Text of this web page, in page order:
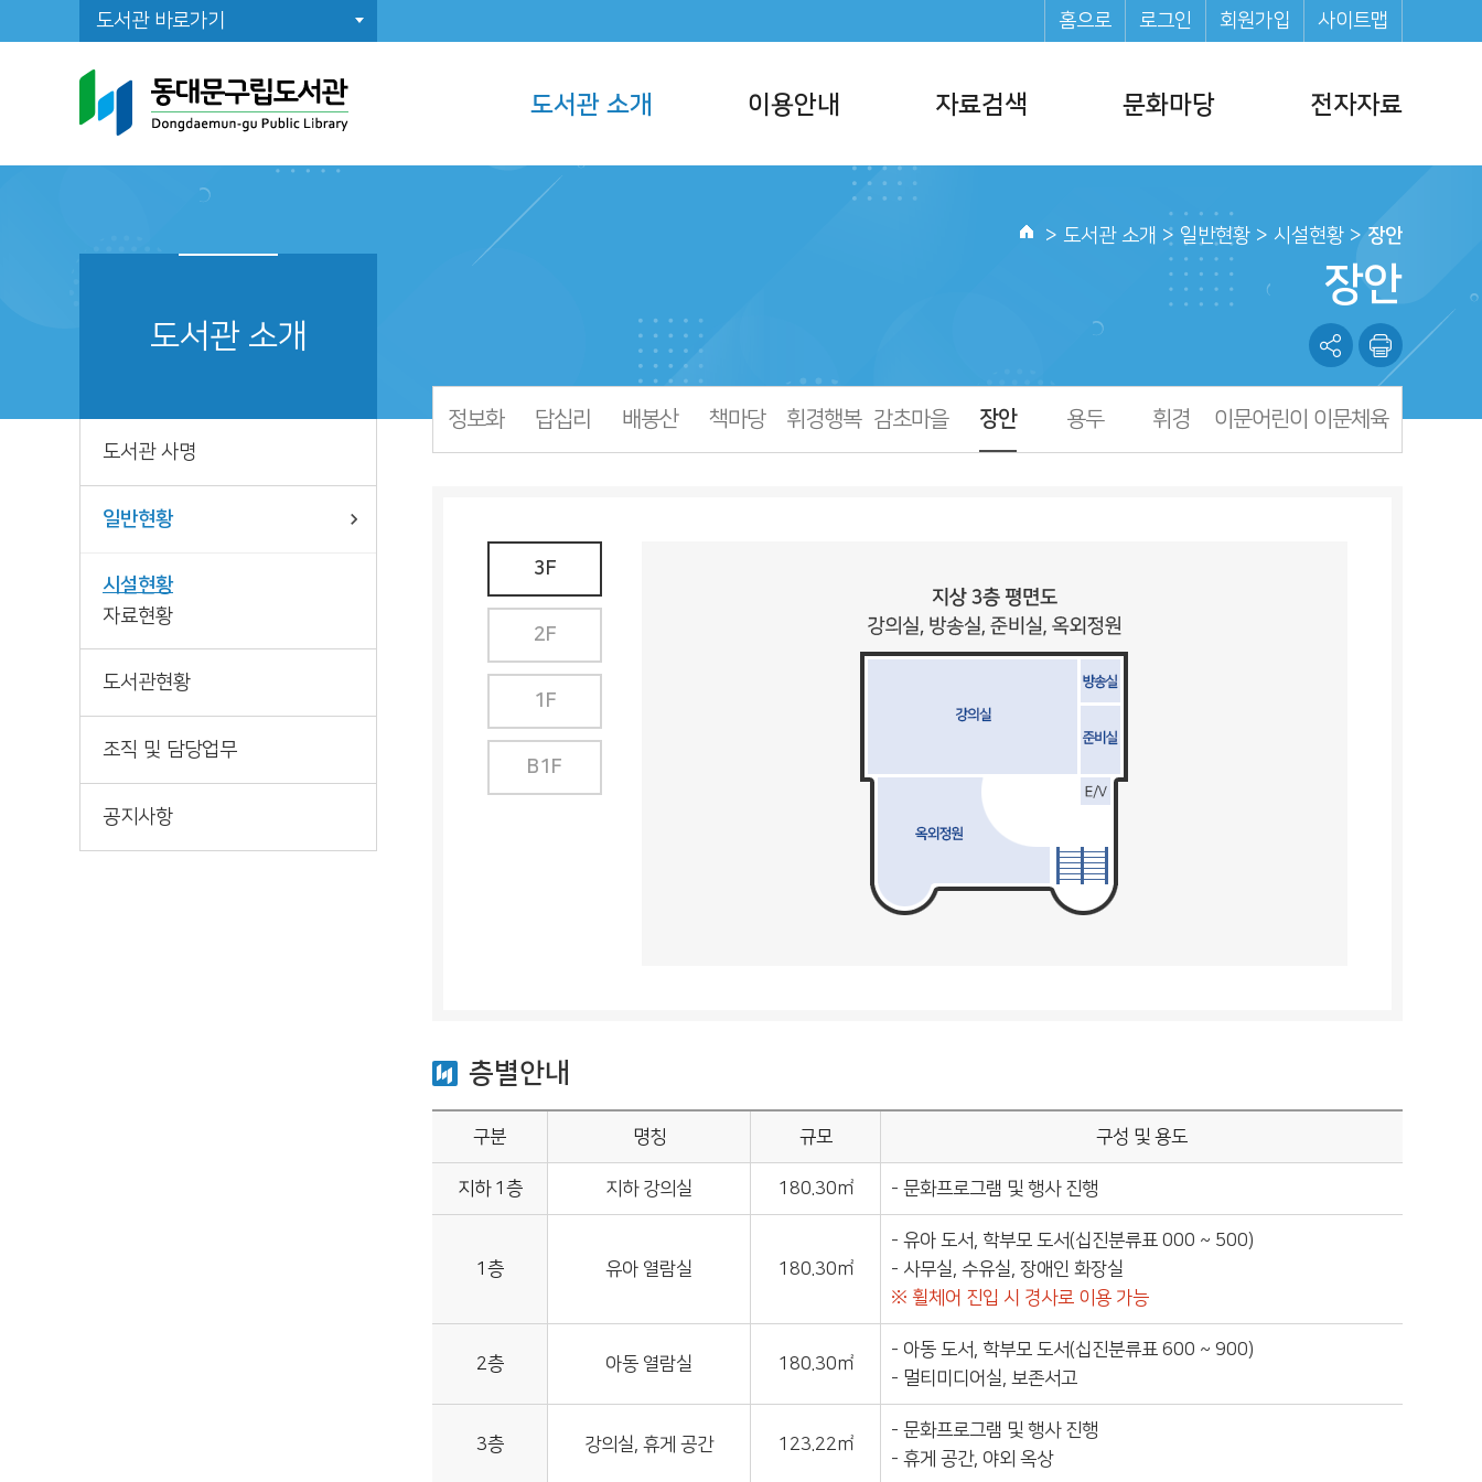
도서관 바로가기 홈으로 로그인 회원가입 사이트맵
도서관 소개
도서관 사명
일반현황
도서관현황
이용안내
모바일 회원증
메타버스 도서관
책나래
자료검색
통합자료검색
문화마당
문화프로그램
도서관 소식지
전자자료
전자잡지(E-Journal)
오디오북
도서관 소개
도서관 사명
일반현황
시설현황
자료현황
도서관현황
조직 및 담당업무
공지사항
홈
> 도서관 소개 > 일반현황 > 시설현황 > 장안
장안
정보화 답십리 배봉산 책마당 휘경행복 감초마을 장안 용두 휘경 이문어린이 이문체육
3F
2F
1F
B1F
층별안내
구분 명칭 규모 구성 및 용도
지하 1층 지하 강의실 180.30㎡ - 문화프로그램 및 행사 진행
1층 유아 열람실 180.30㎡
- 유아 도서, 학부모 도서(십진분류표 000 ~ 500)
- 사무실, 수유실, 장애인 화장실
※ 휠체어 진입 시 경사로 이용 가능
2층 아동 열람실 180.30㎡
- 아동 도서, 학부모 도서(십진분류표 600 ~ 900)
- 멀티미디어실, 보존서고
3층 강의실, 휴게 공간 123.22㎡
- 문화프로그램 및 행사 진행
- 휴게 공간, 야외 옥상